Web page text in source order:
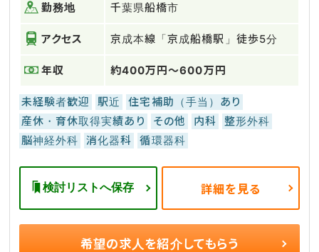
勤務地 千葉県船橋市
アクセス 京成本線「京成船橋駅」徒歩5分
年収 約400万円～600万円
未経験者歓迎 駅近
住宅補助（手当）あり
産休・育休取得実績あり
その他 内科
整形外科
脳神経外科
消化器科 循環器科
検討リストへ保存 詳細を見る
希望の求人を紹介してもらう